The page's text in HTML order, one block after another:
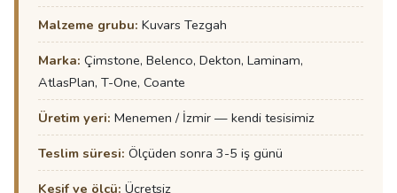
Malzeme grubu: Kuvars Tezgah
Marka: Çimstone, Belenco, Dekton, Laminam,
AtlasPlan, T-One, Coante
Üretim yeri: Menemen / İzmir — kendi tesisimiz
Teslim süresi: Ölçüden sonra 3-5 iş günü
Keşif ve ölçü: Ücretsiz